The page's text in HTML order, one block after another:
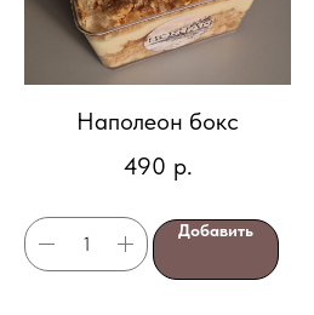
Наполеон бокс
490 р.
Добавить